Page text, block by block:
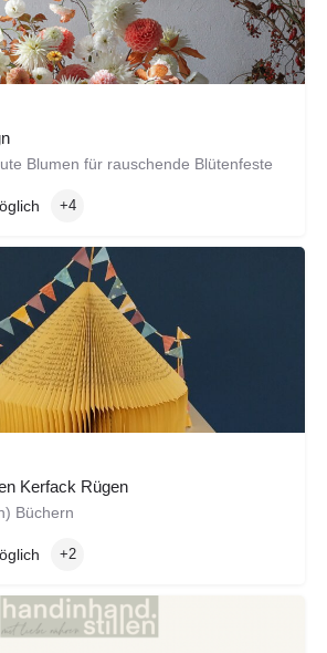
Blumen für rauschende Blütenfeste
+4
Kerfack Rügen
Büchern
+2